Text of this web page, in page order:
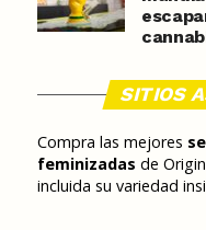
SITIOS
Compra las mejores
feminizadas de
incluida su variedad